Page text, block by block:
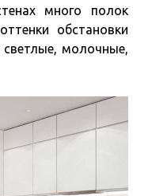
много полок
обстановки
молочные,